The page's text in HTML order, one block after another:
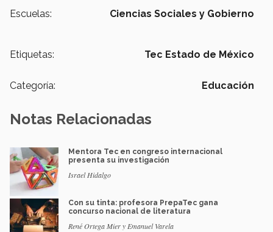
Escuelas: Ciencias Sociales y Gobierno
Etiquetas: Tec Estado de México
Categoría: Educación
Notas Relacionadas
Mentora Tec en congreso internacional
presenta su investigación
Israel Hidalgo
Con su tinta: profesora PrepaTec gana
concurso nacional de literatura
René Ortega Mier y Emanuel Varela